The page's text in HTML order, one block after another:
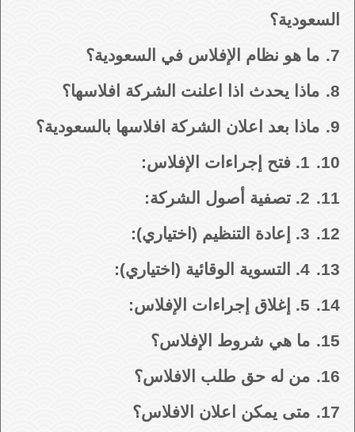
السعودية؟
7.
ما هو نظام الإفلاس في السعودية؟
8.
ماذا يحدث اذا اعلنت الشركة افلاسها؟
9.
ماذا بعد اعلان الشركة افلاسها بالسعودية؟
10.
1. فتح إجراءات الإفلاس:
11.
2. تصفية أصول الشركة:
12.
3. إعادة التنظيم (اختياري):
13.
4. التسوية الوقائية (اختياري):
14.
5. إغلاق إجراءات الإفلاس:
15.
ما هي شروط الإفلاس؟
16.
من له حق طلب الافلاس؟
17.
متى يمكن اعلان الافلاس؟